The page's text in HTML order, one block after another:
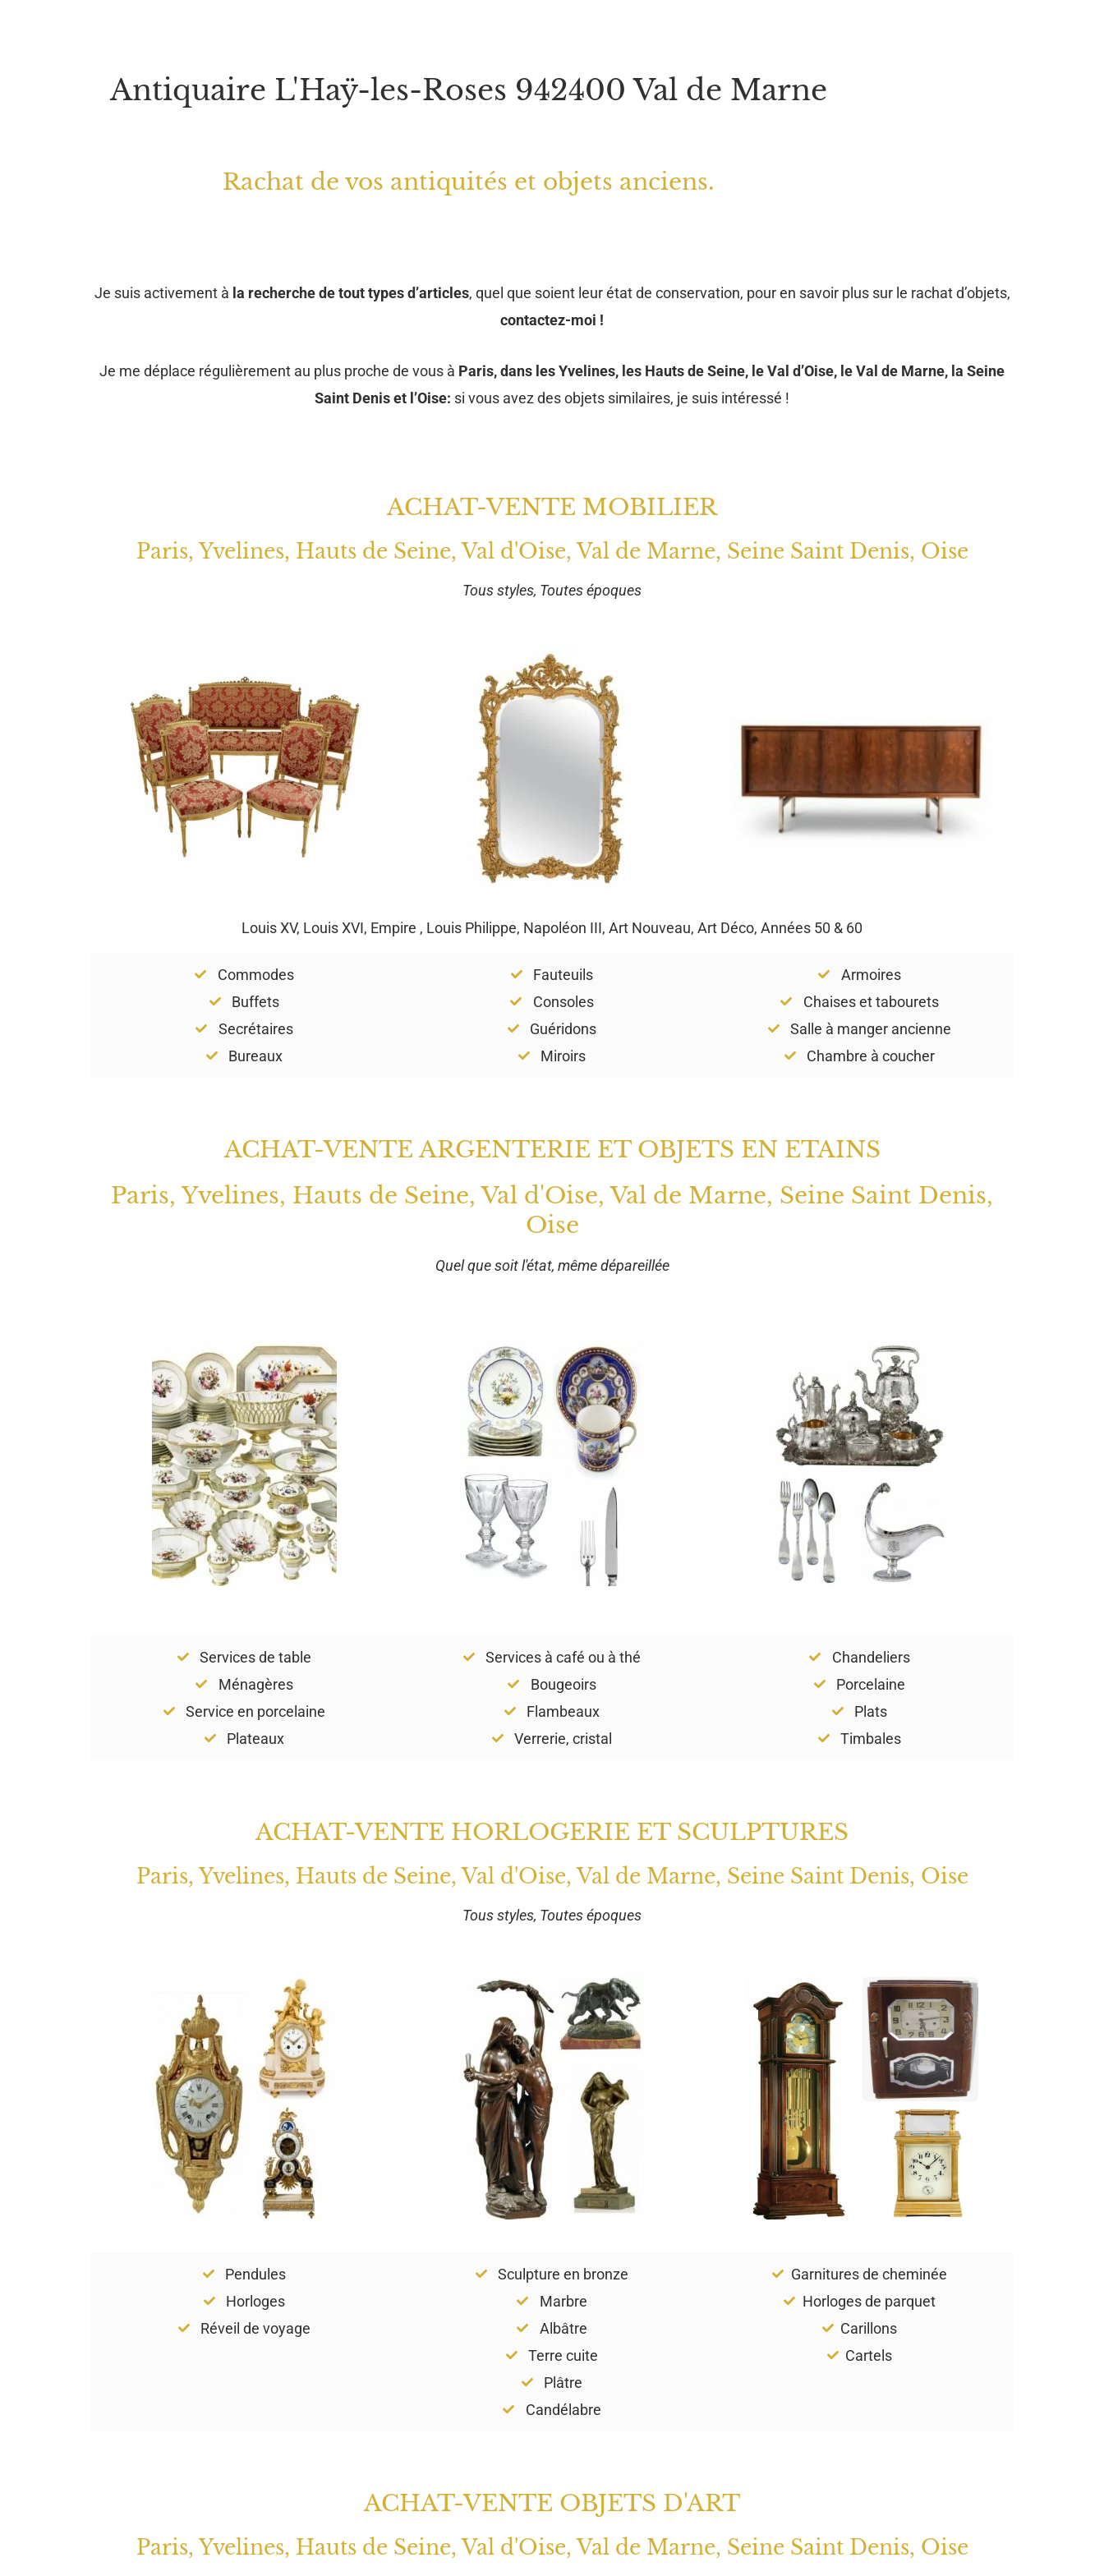
Antiquaire L'Haÿ-les-Roses 942400 Val de Marne
Rachat de vos antiquités et objets anciens.
Je suis activement à la recherche de tout types d’articles, quel que soient leur état de conservation, pour en savoir plus sur le rachat d’objets,
contactez-moi !
Je me déplace régulièrement au plus proche de vous à Paris, dans les Yvelines, les Hauts de Seine, le Val d’Oise, le Val de Marne, la Seine
Saint Denis et l’Oise: si vous avez des objets similaires, je suis intéressé !
ACHAT-VENTE MOBILIER
Paris, Yvelines, Hauts de Seine, Val d'Oise, Val de Marne, Seine Saint Denis, Oise
Tous styles, Toutes époques
Louis XV, Louis XVI, Empire , Louis Philippe, Napoléon III, Art Nouveau, Art Déco, Années 50 & 60
Commodes
Buffets
Secrétaires
Bureaux
Fauteuils
Consoles
Guéridons
Miroirs
Armoires
Chaises et tabourets
Salle à manger ancienne
Chambre à coucher
ACHAT-VENTE ARGENTERIE ET OBJETS EN ETAINS
Paris, Yvelines, Hauts de Seine, Val d'Oise, Val de Marne, Seine Saint Denis,
Oise
Quel que soit l'état, même dépareillée
Services de table
Ménagères
Service en porcelaine
Plateaux
Services à café ou à thé
Bougeoirs
Flambeaux
Verrerie, cristal
Chandeliers
Porcelaine
Plats
Timbales
ACHAT-VENTE HORLOGERIE ET SCULPTURES
Paris, Yvelines, Hauts de Seine, Val d'Oise, Val de Marne, Seine Saint Denis, Oise
Tous styles, Toutes époques
Pendules
Horloges
Réveil de voyage
Sculpture en bronze
Marbre
Albâtre
Terre cuite
Plâtre
Candélabre
Garnitures de cheminée
Horloges de parquet
Carillons
Cartels
ACHAT-VENTE OBJETS D'ART
Paris, Yvelines, Hauts de Seine, Val d'Oise, Val de Marne, Seine Saint Denis, Oise